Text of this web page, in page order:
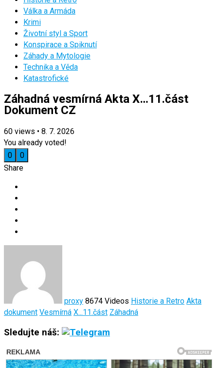
Válka a Armáda
Krimi
Životní styl a Sport
Konspirace a Spiknutí
Záhady a Mytologie
Technika a Věda
Katastrofické
Záhadná vesmírná Akta X…11.část
Dokument CZ
60 views • 8. 7. 2026
You already voted!
0
0
Share
proxy 8674 Videos Historie a Retro Akta
dokument Vesmírná X...11.část Záhadná
Sledujte náš: